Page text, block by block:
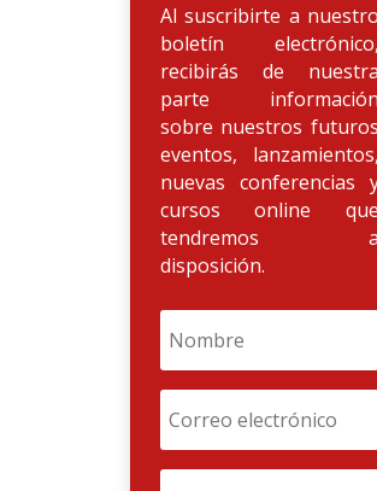
Al suscribirte a nuestro
boletín electrónico,
recibirás de nuestra
parte información
sobre nuestros futuros
eventos, lanzamientos,
nuevas conferencias
cursos online que
tendremos a
disposición.